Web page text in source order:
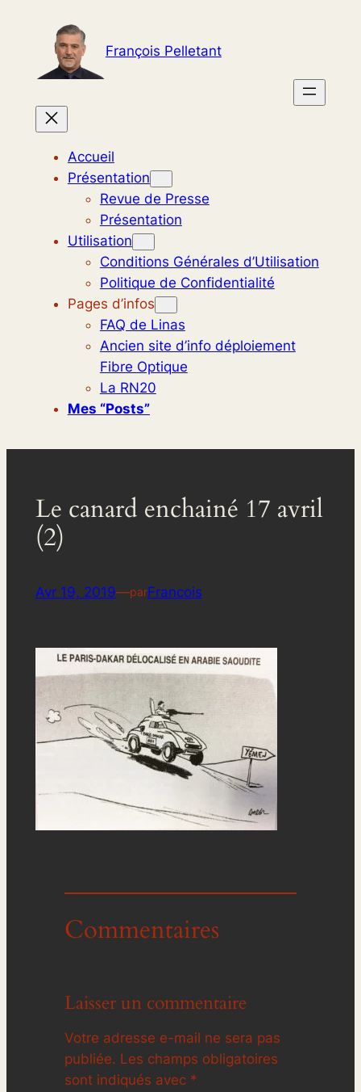
contenu
François Pelletant
Accueil
Présentation
Revue de Presse
Présentation
Utilisation
Conditions Générales d’Utilisation
Politique de Confidentialité
Pages d’infos
FAQ de Linas
Ancien site d’info déploiement
Fibre Optique
La RN20
Mes “posts”
Le canard enchainé 17 avril
(2)
Avr 19, 2019—parFrancois
Commentaires
Laisser un commentaire
Votre adresse e-mail ne sera pas
publiée. Les champs obligatoires
sont indiqués avec *